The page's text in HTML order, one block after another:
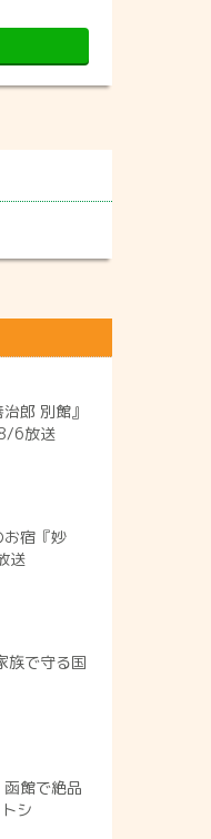
郎 別館』
6放送
お宿『妙
送
族で守る国
館で絶品
シ